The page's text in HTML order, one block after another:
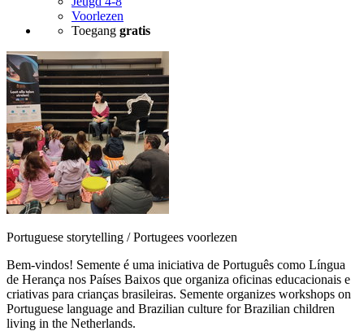
Voorlezen
Toegang gratis
Portuguese storytelling / Portugees voorlezen
Bem-vindos! Semente é uma iniciativa de Português como Língua
de Herança nos Países Baixos que organiza oficinas educacionais e
criativas para crianças brasileiras. Semente organizes workshops on
Portuguese language and Brazilian culture for Brazilian children
living in the Netherlands.